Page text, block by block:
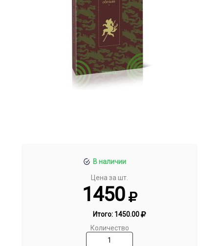
В наличии
Цена за шт.
1450
Итого: 1450.00
Количество